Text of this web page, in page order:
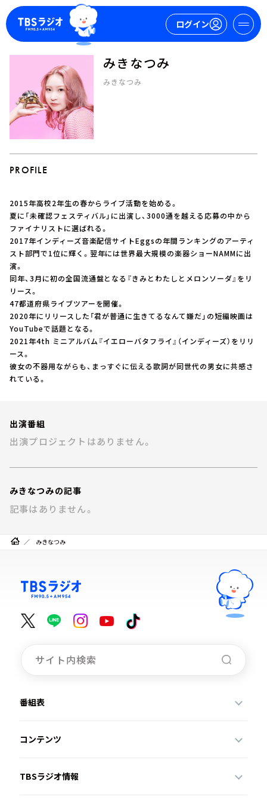
ログイン
マイページ
ログイン
今日の番組表
週間番組表
トピックス
TBS Podcast
お知らせ
YouTube
会社情報
みきなつみ
みきなつみ
PROFILE
2015年高校2年生の春からライブ活動を始める。
夏に「未確認フェスティバル」に出演し、3000通を越える応募の中から
ファイナリストに選ばれる。
2017年インディーズ音楽配信サイトEggsの年間ランキングのアーティ
スト部門で1位に輝く。翌年には世界最大規模の楽器ショーNAMMに出
演。
同年、3月に初の全国流通盤となる『きみとわたしとメロンソーダ』をリ
リース。
47都道府県ライブツアーを開催。
2020年にリリースした「君が普通に生きてるなんて嫌だ」の短編映画は
YouTubeで話題となる。
2021年4th ミニアルバム『イエローバタフライ』（インディーズ）をリリ
ース。
彼女の不器用ながらも、まっすぐに伝える歌詞が同世代の男女に共感さ
れている。
出演番組
出演プロジェクトはありません。
みきなつみの記事
記事はありません。
みきなつみ
番組表
コンテンツ
TBSラジオ情報